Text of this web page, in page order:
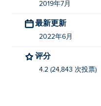
2019年7月
最新更新
2022年6月
评分
4.2 (24,843 次投票)